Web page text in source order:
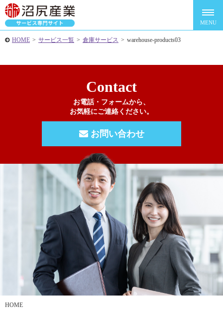
HOME > サービス一覧 > 倉庫サービス > warehouse-products03
Contact
お電話・フォームから、
お気軽にご連絡ください。
お問い合わせ
HOME